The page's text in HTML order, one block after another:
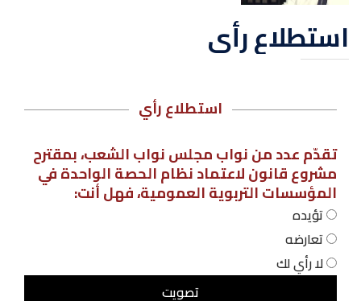
استطلاع رأي
استطلاع رأي
تقدّم عدد من نواب مجلس نواب الشعب، بمقترح
مشروع قانون لاعتماد نظام الحصة الواحدة في
المؤسسات التربوية العمومية، فهل أنت:
تؤيده
تعارضه
لا رأي لك